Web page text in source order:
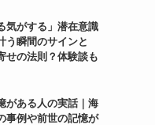
気がする」潜在意識
う瞬間のサインと
せの法則？体験談も
がある人の実話｜海
事例や前世の記憶が